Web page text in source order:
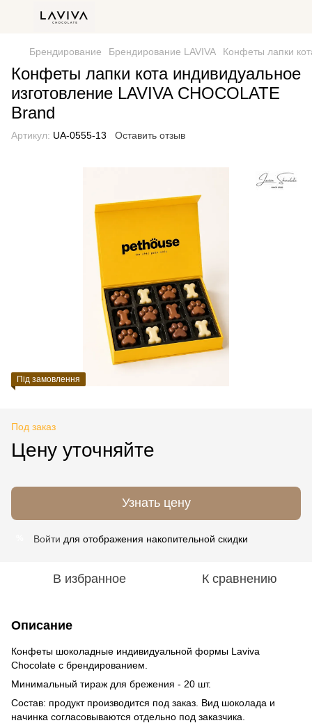
Брендирование Брендирование LAVIVA Конфеты лапки
Конфеты лапки кота индивидуальное
изготовление LAVIVA CHOCOLATE
Brand
Артикул: UA-0555-13 Оставить отзыв
Під замовлення
Под заказ
Цену уточняйте
Узнать цену
Войти для отображения накопительной скидки
В избранное К сравнению
Описание
Конфеты шоколадные индивидуальной формы Laviva
Chocolate с брендированием.
Минимальный тираж для брежения - 20 шт.
Состав: продукт производится под заказ. Вид шоколада и
начинка согласовываются отдельно под заказчика.